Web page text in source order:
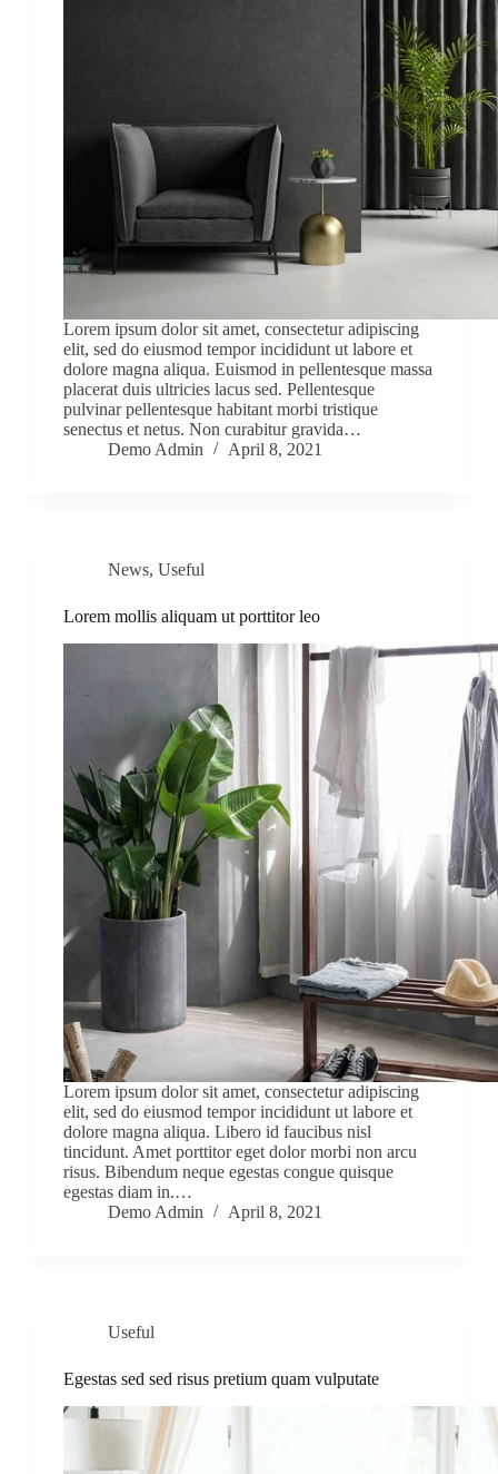
Lorem ipsum dolor sit amet, consectetur adipiscing
elit, sed do eiusmod tempor incididunt ut labore et
dolore magna aliqua. Euismod in pellentesque massa
placerat duis ultricies lacus sed. Pellentesque
pulvinar pellentesque habitant morbi tristique
senectus et netus. Non curabitur gravida…
Demo Admin
April 8, 2021
News, Useful
Lorem mollis aliquam ut porttitor leo
Lorem ipsum dolor sit amet, consectetur adipiscing
elit, sed do eiusmod tempor incididunt ut labore et
dolore magna aliqua. Libero id faucibus nisl
tincidunt. Amet porttitor eget dolor morbi non arcu
risus. Bibendum neque egestas congue quisque
egestas diam in.…
Demo Admin
April 8, 2021
Useful
Egestas sed sed risus pretium quam vulputate